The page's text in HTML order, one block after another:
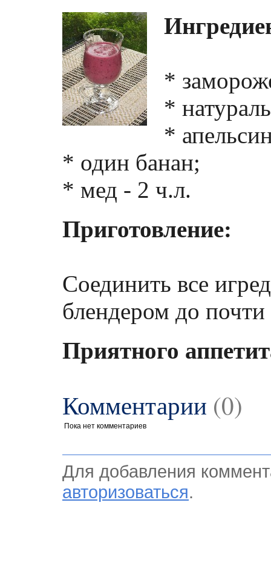
*
*
*
* один банан;
* мед - 2 ч.л.
Приготовление:
Соединить все
блендером до
Приятного
Комментарии (0)
Пока нет комментариев
Для добавления
авторизоваться.